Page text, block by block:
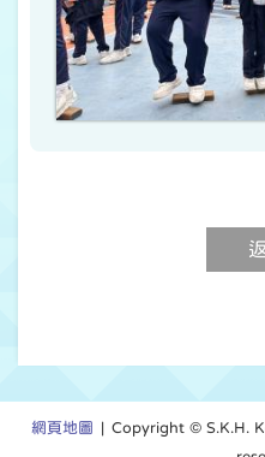
網頁地圖 | Copyright © S.K.H.